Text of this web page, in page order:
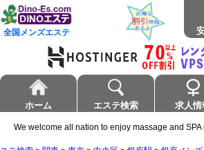
全国メンズエステ
ホーム エステ検索 求人情
We welcome all nation to enjoy massage and SPA